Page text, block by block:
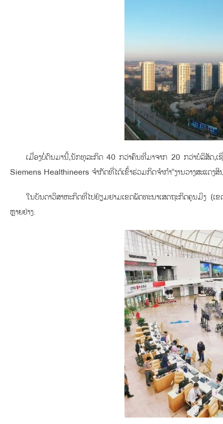
ເມື່ອງບໍ່ດົນມານີ້,ນັກທຸລະກິດ 40 ກວ່າຄົນທີ່ມາຈາກ 20 ກວ່າບໍລິສັດ,
Siemens Healthineers ຈຳກັດທີ່ໄດ້ເຂົ້າຮ່ວມກິດຈຳກຳ“ງານວາງສະແດງ
ໃນບັນດາວິສາຫະກິດທີ່ໄປຢ້ຽມຢາມເຂດພັດທະນາເສດຖະກິດຄຸນມິງ (ເ
ຫຼາຍຢ່າງ.